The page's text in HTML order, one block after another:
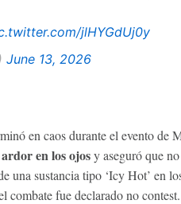
jlHYGdUj0y
June 13, 2026
en caos durante el evento de
en los ojosy aseguró que
sustancia tipo ‘Icy Hot’ en
fue declarado no